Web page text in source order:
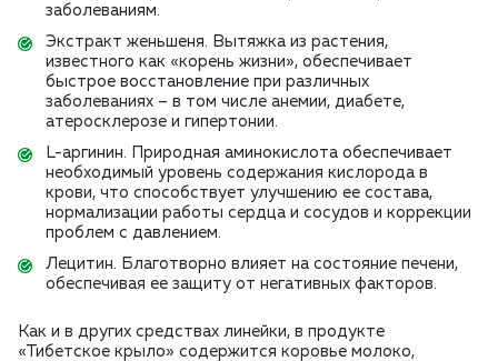
заболеваниям.
Экстракт женьшеня. Вытяжка из растения,
известного как «корень жизни», обеспечивает
быстрое восстановление при различных
заболеваниях – в том числе анемии, диабете,
атеросклерозе и гипертонии.
L-аргинин. Природная аминокислота обеспечивает
необходимый уровень содержания кислорода в
крови, что способствует улучшению ее состава,
нормализации работы сердца и сосудов и коррекции
проблем с давлением.
Лецитин. Благотворно влияет на состояние печени,
обеспечивая ее защиту от негативных факторов.
Как и в других средствах линейки, в продукте
«Тибетское крыло» содержится коровье молоко,